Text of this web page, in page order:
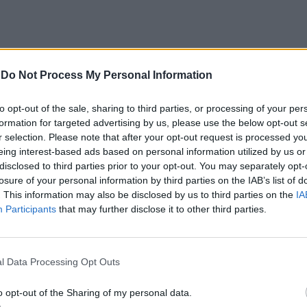
Do Not Process My Personal Information
opt-out of the sale, sharing to third parties, or processing of your
for targeted advertising by us, please use the below opt-out
selection. Please note that after your opt-out request is processed
interest-based ads based on personal information utilized by us
to third parties prior to your opt-out. You may separately
of your personal information by third parties on the IAB’s list of
This information may also be disclosed by us to third parties on the
Participants that may further disclose it to other third parties.
Data Processing Opt Outs
opt-out of the Sharing of my personal data.
de forma aleatória, são estes que tens
é importante saber que cada participante pode
mais tiveres, maiores são as hipóteses de
vão aparecendo automaticamente na
vivo. Os cartões podem variar no formato e
escolhida e da sala onde se está a jogar.